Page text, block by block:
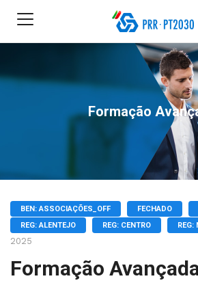
Formação
BEN: ASSOCIAÇÕES_OFF FECHADO
REG: ALENTEJO
REG: CENTRO REG:
2025
Formação